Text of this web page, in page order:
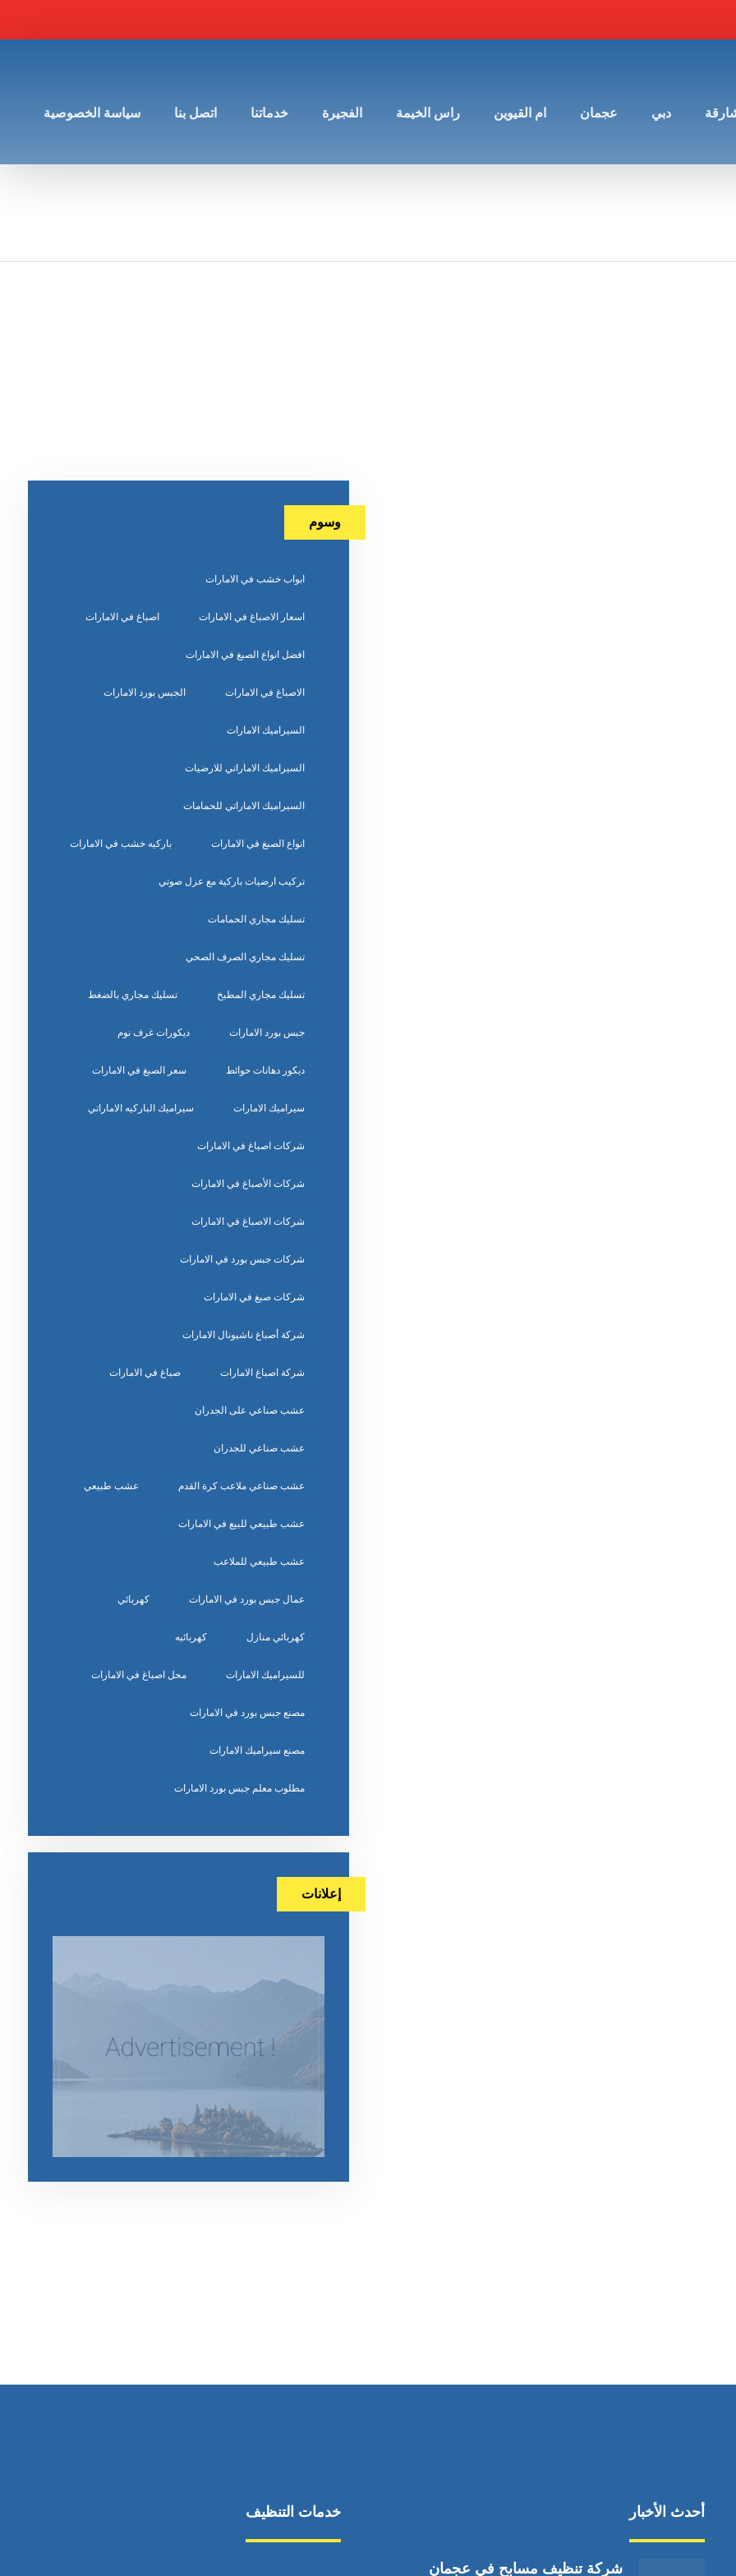
دبي عجمان ام القيوين راس الخيمة الفجيرة خدماتنا اتصل بنا سياسة الخصوصية
وسوم
ابواب خشب في الامارات
اسعار الاصباغ في الامارات اصباغ في الامارات
افضل انواع الصبغ في الامارات
الاصباغ في الامارات الجبس بورد الامارات
السيراميك الامارات
السيراميك الاماراتي للارضيات
السيراميك الاماراتي للحمامات
انواع الصبغ في الامارات باركيه خشب في الامارات
تركيب ارضيات باركية مع عزل صوتي
تسليك مجاري الحمامات
تسليك مجاري الصرف الصحي
تسليك مجاري المطبخ تسليك مجاري بالضغط
جبس بورد الامارات ديكورات غرف نوم
ديكور دهانات حوائط سعر الصبغ في الامارات
سيراميك الامارات سيراميك الباركيه الاماراتي
شركات اصباغ في الامارات
شركات الأصباغ في الامارات
شركات الاصباغ في الامارات
شركات جبس بورد في الامارات
شركات صبغ في الامارات
شركة أصباغ ناشيونال الامارات
شركة اصباغ الامارات صباغ في الامارات
عشب صناعي على الجدران
عشب صناعي للجدران
عشب صناعي ملاعب كرة القدم عشب طبيعي
عشب طبيعي للبيع في الامارات
عشب طبيعي للملاعب
عمال جبس بورد في الامارات كهربائي
كهربائي منازل كهربائيه
للسيراميك الامارات محل اصباغ في الامارات
مصنع جبس بورد في الامارات
مصنع سيراميك الامارات
مطلوب معلم جبس بورد الامارات
إعلانات
أحدث الأخبار
شركة تنظيف مسابح في عجمان
خدمات التنظيف